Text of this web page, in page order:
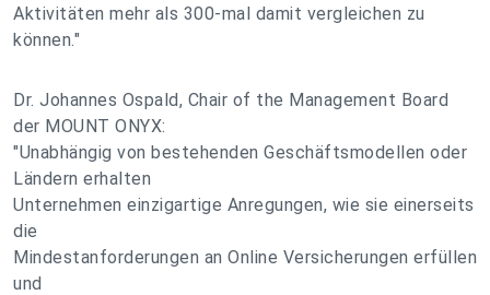
Aktivitäten mehr als 300-mal damit vergleichen zu
können."
Dr. Johannes Ospald, Chair of the Management Board
der MOUNT ONYX:
"Unabhängig von bestehenden Geschäftsmodellen oder
Ländern erhalten
Unternehmen einzigartige Anregungen, wie sie einerseits
die
Mindestanforderungen an Online Versicherungen erfüllen
und